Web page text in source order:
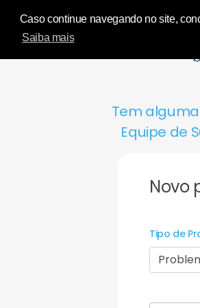
Caso continue navegando no site,
Saiba mais
Influence
Tem
Equipe de
Novo
Tipo de